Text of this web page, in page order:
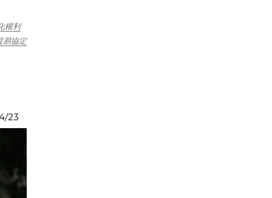
權利
易協定
23